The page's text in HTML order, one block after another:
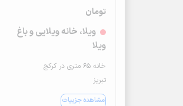
تومان
ویلا، خانه ویلایی و باغ
ویلا
خانه ۶۵ متری در کرکج
تبریز
مشاهده جزییات